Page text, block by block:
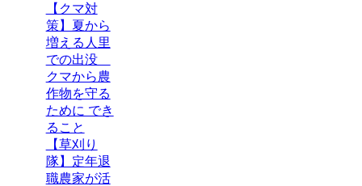
【クマ対
策】夏から
増える人里
での出没
クマから農
作物を守る
ために でき
ること
【草刈り
隊】定年退
職農家が活